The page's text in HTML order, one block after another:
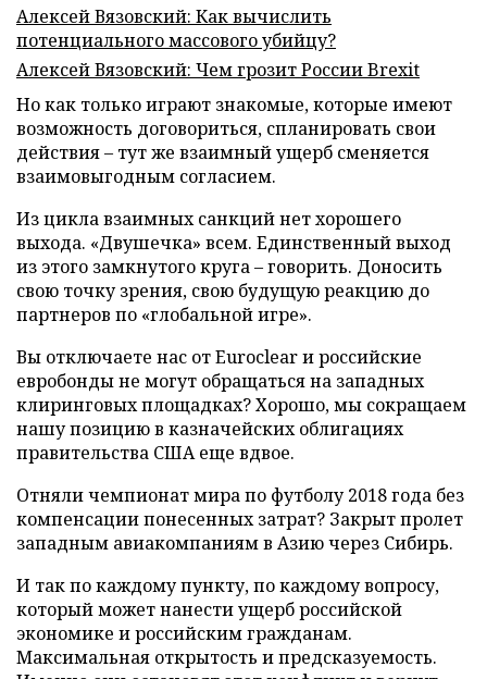
Алексей Вязовский: Как вычислить
потенциального массового убийцу?
Алексей Вязовский: Чем грозит России Brexit
Но как только играют знакомые, которые имеют
возможность договориться, спланировать свои
действия – тут же взаимный ущерб сменяется
взаимовыгодным согласием.
Из цикла взаимных санкций нет хорошего
выхода. «Двушечка» всем. Единственный выход
из этого замкнутого круга – говорить. Доносить
свою точку зрения, свою будущую реакцию до
партнеров по «глобальной игре».
Вы отключаете нас от Euroclear и российские
евробонды не могут обращаться на западных
клиринговых площадках? Хорошо, мы сокращаем
нашу позицию в казначейских облигациях
правительства США еще вдвое.
Отняли чемпионат мира по футболу 2018 года без
компенсации понесенных затрат? Закрыт пролет
западным авиакомпаниям в Азию через Сибирь.
И так по каждому пункту, по каждому вопросу,
который может нанести ущерб российской
экономике и российским гражданам.
Максимальная открытость и предсказуемость.